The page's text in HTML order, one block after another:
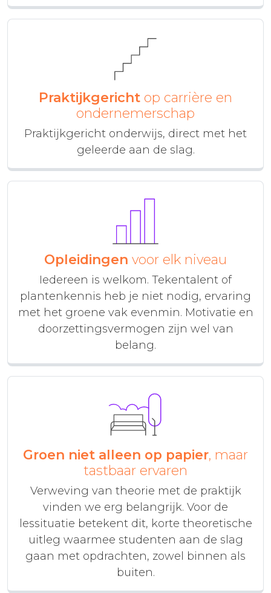
Praktijkgericht op carrière en
ondernemerschap
Praktijkgericht onderwijs, direct met het
geleerde aan de slag.
Opleidingen voor elk niveau
Iedereen is welkom. Tekentalent of
plantenkennis heb je niet nodig, ervaring
met het groene vak evenmin. Motivatie en
doorzettingsvermogen zijn wel van
belang.
Groen niet alleen op papier, maar
tastbaar ervaren
Verweving van theorie met de praktijk
vinden we erg belangrijk. Voor de
lessituatie betekent dit, korte theoretische
uitleg waarmee studenten aan de slag
gaan met opdrachten, zowel binnen als
buiten.